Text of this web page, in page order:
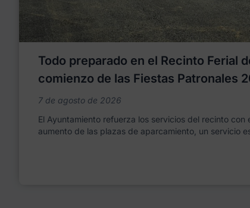
Todo preparado en el Recinto Ferial
comienzo de las Fiestas Patronales
7 de agosto de 2026
El Ayuntamiento refuerza los servicios del recinto con
aumento de las plazas de aparcamiento, un servicio